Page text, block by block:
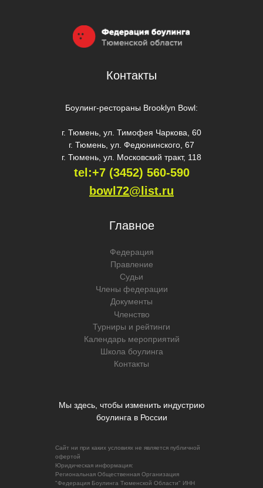
Сайт ни при каких условиях не является публичной
офертой
Юридическая информация:
Региональная Общественная Организация
"Федерация Боулинга Тюменской Области" ИНН
Контакты
Боулинг-рестораны Brooklyn Bowl:
г. Тюмень, ул. Тимофея Чаркова, 60
г. Тюмень, ул. Федюнинского, 67
г. Тюмень, ул. Московский тракт, 118
tel:+7 (3452) 560-590
bowl72@list.ru
Мы здесь, чтобы изменить индустрию
боулинга в России
Главное
Федерация
Правление
Судьи
Члены федерации
Документы
Членство
Турниры и рейтинги
Календарь мероприятий
Школа боулинга
Контакты